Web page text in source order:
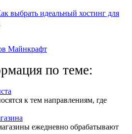
выбрать идеальный хостинг для
Майнкрафт
по теме:
к тем направлениям, где
ежедневно обрабатывают